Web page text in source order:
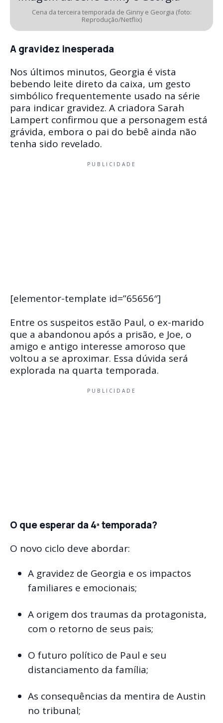
Cena da terceira temporada de Ginny e Georgia (foto:
Reprodução/Netflix)
A gravidez inesperada
Nos últimos minutos, Georgia é vista
bebendo leite direto da caixa, um gesto
simbólico frequentemente usado na série
para indicar gravidez. A criadora Sarah
Lampert confirmou que a personagem está
grávida, embora o pai do bebê ainda não
tenha sido revelado.
PUBLICIDADE
[elementor-template id=”65656″]
Entre os suspeitos estão Paul, o ex-marido
que a abandonou após a prisão, e Joe, o
amigo e antigo interesse amoroso que
voltou a se aproximar. Essa dúvida será
explorada na quarta temporada.
PUBLICIDADE
O que esperar da 4ª temporada?
O novo ciclo deve abordar:
A gravidez de Georgia e os impactos
familiares e emocionais;
A origem dos traumas da protagonista,
com o retorno de seus pais;
O futuro político de Paul e seu
distanciamento da família;
As consequências da mentira de Austin
no tribunal;